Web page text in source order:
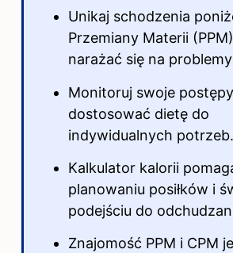
Unikaj schodzenia
Przemiany Materii
narażać się na
Monitoruj swoje
dostosować dietę do
indywidualnych potrzeb.
Kalkulator kalorii
planowaniu posiłków i
podejściu do
Znajomość PPM i CPM